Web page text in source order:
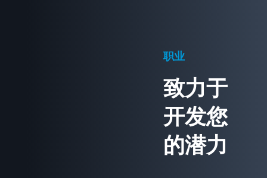
行业，包括
化、化工、
制药、食品
和饮料以及
电子，专注
于能源效率
和卓越运
职业
致力于
开发您
的潜力